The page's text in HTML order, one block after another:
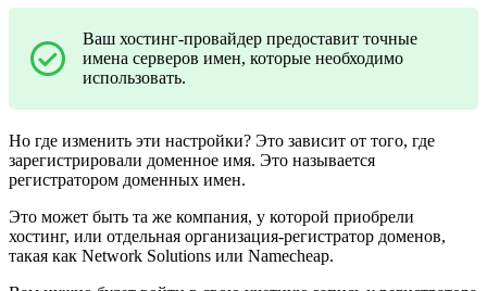
Ваш хостинг-провайдер предоставит точные
имена серверов имен, которые необходимо
использовать.
Но где изменить эти настройки? Это зависит от того, где
зарегистрировали доменное имя. Это называется
регистратором доменных имен.
Это может быть та же компания, у которой приобрели
хостинг, или отдельная организация-регистратор доменов,
такая как Network Solutions или Namecheap.